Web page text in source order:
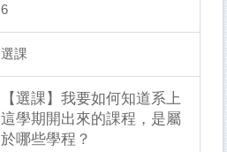
6
選課
【選課】我要如何知道系上
這學期開出來的課程，是屬
於哪些學程？